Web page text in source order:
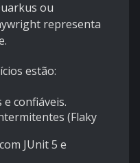
ou
representa
estão:
confiáveis.
(Flaky
JUnit 5 e